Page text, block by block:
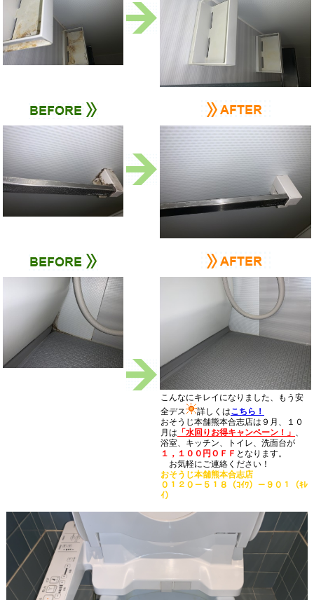
こんなにキレイになりました、もう安
全デス
詳しくはこちら！
おそうじ本舗熊本合志店は９月、１０
月は 「水回りお得キャンペーン！」 、
浴室、キッチン、トイレ、洗面台が
１，１００円ＯＦＦ となります。
お気軽にご連絡ください！
おそうじ本舗熊本合志店
０１２０－５１８（ｺｲﾜ）－９０１（ｷﾚ
ｲ）